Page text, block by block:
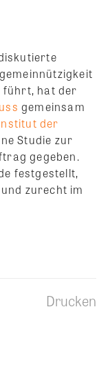
führt, hat der
gemeinsam
der
Studie zur
gegeben.
festgestellt,
zurecht im
Drucken